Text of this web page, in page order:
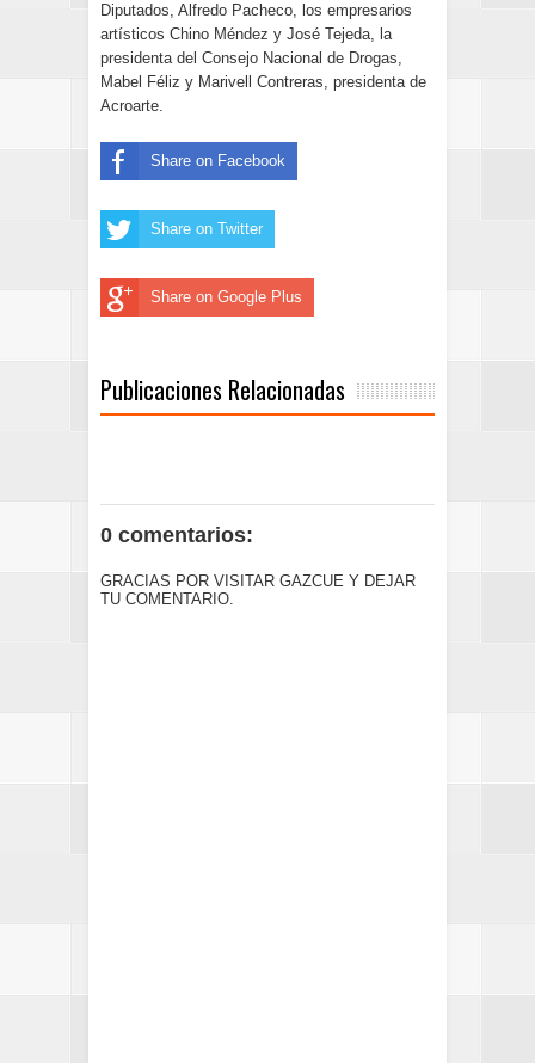
Diputados, Alfredo Pacheco, los empresarios
artísticos Chino Méndez y José Tejeda, la
presidenta del Consejo Nacional de Drogas,
Mabel Féliz y Marivell Contreras, presidenta de
Acroarte.
Share on Facebook
Share on Twitter
Share on Google Plus
Publicaciones Relacionadas
0 comentarios:
GRACIAS POR VISITAR GAZCUE Y DEJAR
TU COMENTARIO.